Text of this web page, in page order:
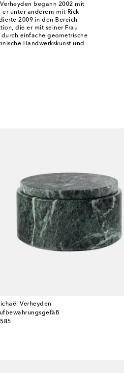
begann 2002 mit
er unter anderem mit Rick
2009 in den Bereich
die er mit seiner Frau
einfache geometrische
Handwerkskunst und
Verheyden
price